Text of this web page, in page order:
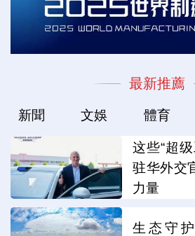
最新推薦
新聞 文娛 體育
这些“超
驻华外交
力量
生态守